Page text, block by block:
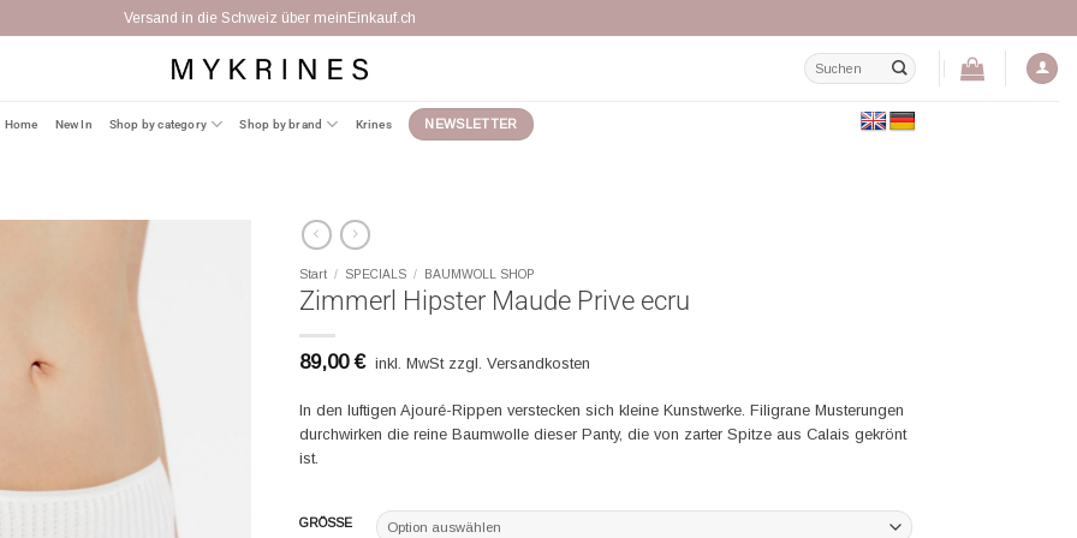
Kostenfreier Umtausch binnen 14 Tagen
Suchen
nach:
Home New In Shop by category Shop by brand Krines NEWSLETTER
Start / SPECIALS / BAUMWOLL SHOP
Zimmerl Hipster Maude Prive ecru
89,00€ inkl. MwSt zzgl. Versandkosten
In den luftigen Ajouré-Rippen verstecken sich kleine Kunstwerke. Filigrane Musterungen
durchwirken die reine Baumwolle dieser Panty, die von zarter Spitze aus Calais gekrönt
ist.
GRÖSSE